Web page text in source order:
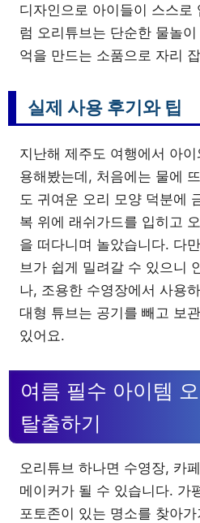
디자인으로 아이들이 스스로
럼 오리튜브는 단순한 물놀
억을 만드는 소품으로 자리
실제 사용 후기와 팁
지난해 제주도 여행에서 아
용해봤는데, 처음에는 물에
도 귀여운 오리 모양 덕분에
복 위에 래쉬가드를 입히고
을 떠다니며 놀았습니다. 다
브가 쉽게 밀려갈 수 있으니
나, 조용한 수영장에서 사용
대형 튜브는 공기를 빼고 보
있어요.
여름 필수 아이템
탈출하기
오리튜브 하나면 수영장, 카
메이커가 될 수 있습니다. 가
포토존이 있는 명소를 찾아